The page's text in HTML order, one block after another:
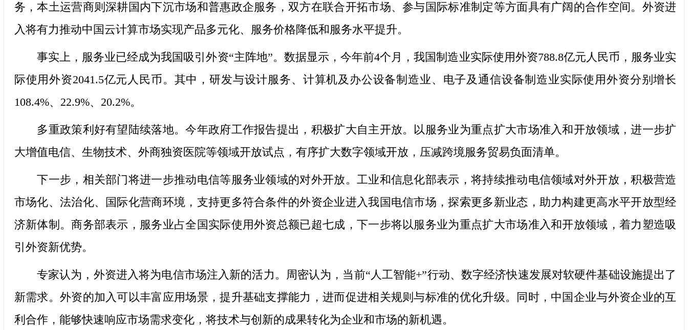
务，本土运营商则深耕国内下沉市场和普惠政企服务，双方在联合开拓市场、参与国际标准制定等方面具有广阔的合作空间。外资进
入将有力推动中国云计算市场实现产品多元化、服务价格降低和服务水平提升。
事实上，服务业已经成为我国吸引外资“主阵地”。数据显示，今年前4个月，我国制造业实际使用外资788.8亿元人民币，服务业实
际使用外资2041.5亿元人民币。其中，研发与设计服务、计算机及办公设备制造业、电子及通信设备制造业实际使用外资分别增长
108.4%、22.9%、20.2%。
多重政策利好有望陆续落地。今年政府工作报告提出，积极扩大自主开放。以服务业为重点扩大市场准入和开放领域，进一步扩
大增值电信、生物技术、外商独资医院等领域开放试点，有序扩大数字领域开放，压减跨境服务贸易负面清单。
下一步，相关部门将进一步推动电信等服务业领域的对外开放。工业和信息化部表示，将持续推动电信领域对外开放，积极营造
市场化、法治化、国际化营商环境，支持更多符合条件的外资企业进入我国电信市场，探索更多新业态，助力构建更高水平开放型经
济新体制。商务部表示，服务业占全国实际使用外资总额已超七成，下一步将以服务业为重点扩大市场准入和开放领域，着力塑造吸
引外资新优势。
专家认为，外资进入将为电信市场注入新的活力。周密认为，当前“人工智能+”行动、数字经济快速发展对软硬件基础设施提出了
新需求。外资的加入可以丰富应用场景，提升基础支撑能力，进而促进相关规则与标准的优化升级。同时，中国企业与外资企业的互
利合作，能够快速响应市场需求变化，将技术与创新的成果转化为企业和市场的新机遇。